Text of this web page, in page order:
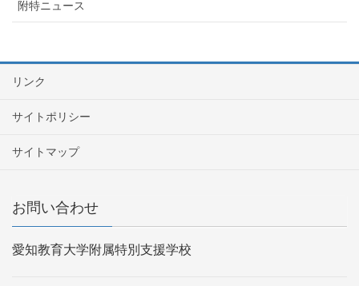
附特ニュース
リンク
サイトポリシー
サイトマップ
お問い合わせ
愛知教育大学附属特別支援学校